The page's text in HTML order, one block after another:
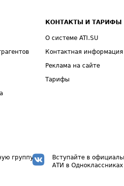
КОНТАКТЫ И ТАРИФЫ
О системе ATI.SU
Контактная информация
Реклама на сайте
Тарифы
группу
Вступайте в
АТИ в Одноклассниках